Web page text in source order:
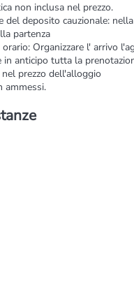
non inclusa nel prezzo.
del deposito cauzionale:
partenza
Organizzare l' arrivo
in anticipo tutta la
prezzo dell'alloggio
ammessi.